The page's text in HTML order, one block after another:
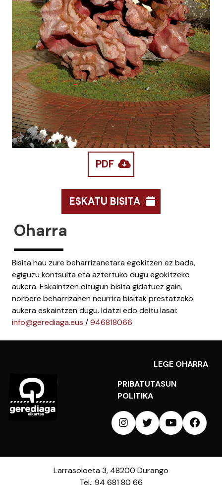
PDF
ESKATU BISITA
Oharra
Bisita hau zure beharrizanetara egokitzen ez bada,
egiguzu kontsulta eta aztertuko dugu egokitzeko
aukera. Eskaintzen ditugun bisita gidatuez gain,
norbere beharrizanen neurrira bisitak prestatzeko
aukera eskaintzen dugu. Idatzi edo deitu lasai:
info@gerediaga.eus /946818066
LEGE OHARRA
PRIBATUTASUN
POLITIKA
Larrasoloeta 3, 48200 Durango
Tel.: 94 681 80 66